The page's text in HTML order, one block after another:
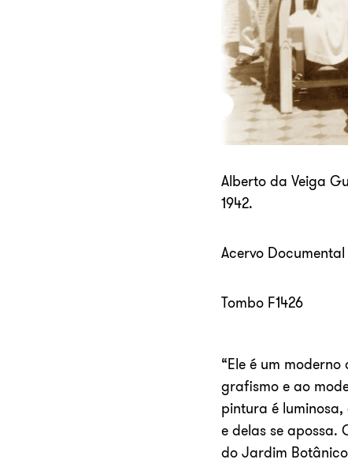
Alberto da Veiga
1942.
Acervo
Tombo F1426
“Ele é um
grafismo e ao
pintura é
e delas se apossa.
do Jardim